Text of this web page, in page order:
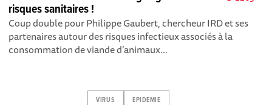
risques sanitaires !
Coup double pour Philippe Gaubert, chercheur IRD et ses
partenaires autour des risques infectieux associés à la
consommation de viande d’animaux...
VIRUS EPIDEMIE